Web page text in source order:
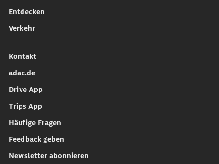
Entdecken
Verkehr
Kontakt
adac.de
Drive App
Trips App
Häufige Fragen
Feedback geben
Newsletter abonnieren